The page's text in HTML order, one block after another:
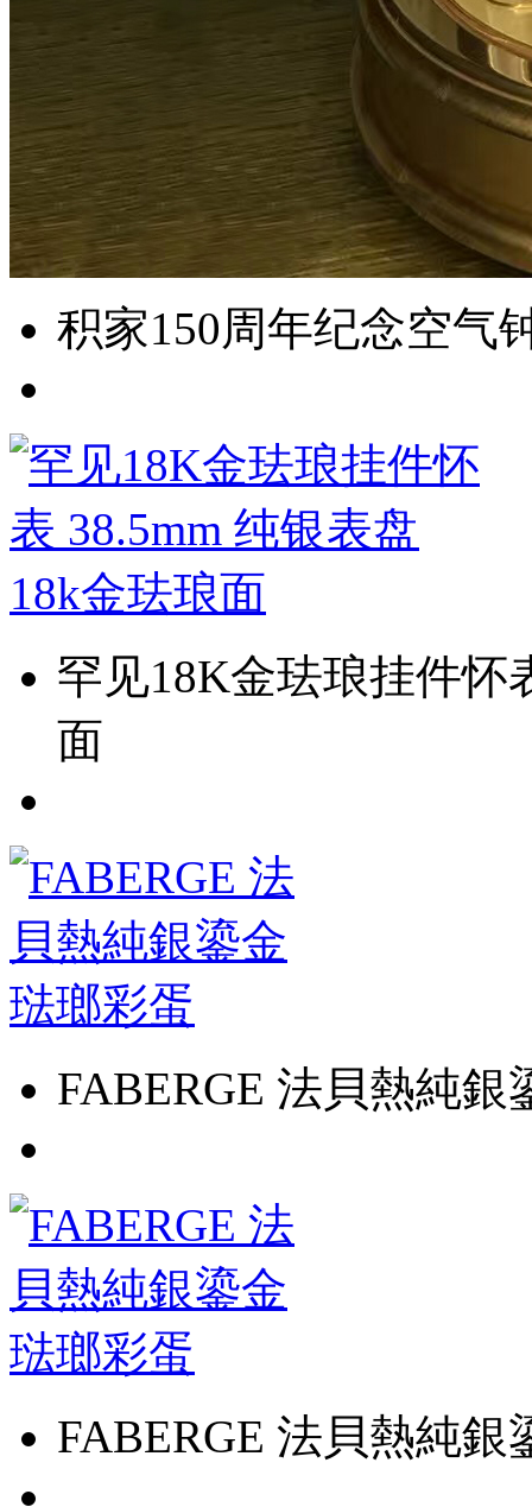
积家150周年纪念空气
罕见18K金珐琅挂件怀
面
FABERGE 法貝熱純銀
FABERGE 法貝熱純銀